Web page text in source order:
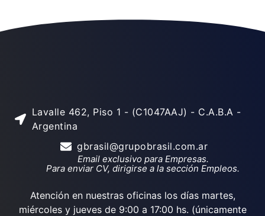
Lavalle 462, Piso 1 - (C1047AAJ) - C.A.B.A -
Argentina
gbrasil@grupobrasil.com.ar
Email exclusivo para Empresas.
Para enviar CV, dirigirse a la sección Empleos.
Atención en nuestras oficinas los días martes,
miércoles y jueves de 9:00 a 17:00 hs. (únicamente